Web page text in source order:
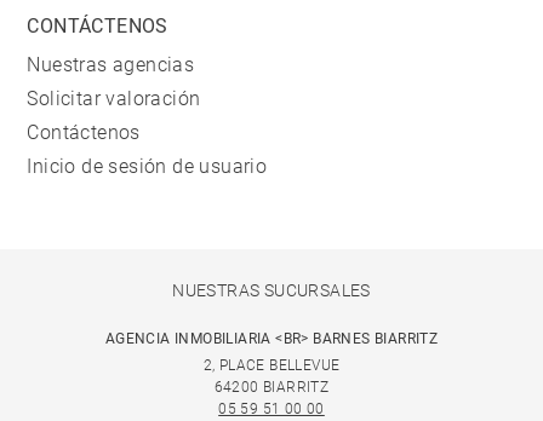
CONTÁCTENOS
Nuestras agencias
Solicitar valoración
Contáctenos
Inicio de sesión de usuario
NUESTRAS SUCURSALES
AGENCIA INMOBILIARIA <BR> BARNES BIARRITZ
2, PLACE BELLEVUE
64200 BIARRITZ
05 59 51 00 00